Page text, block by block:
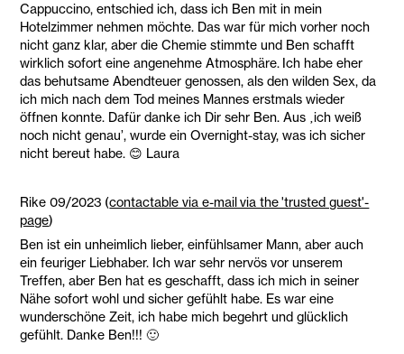
Cappuccino, entschied ich, dass ich Ben mit in mein
Hotelzimmer nehmen möchte. Das war für mich vorher noch
nicht ganz klar, aber die Chemie stimmte und Ben schafft
wirklich sofort eine angenehme Atmosphäre. Ich habe eher
das behutsame Abendteuer genossen, als den wilden Sex, da
ich mich nach dem Tod meines Mannes erstmals wieder
öffnen konnte. Dafür danke ich Dir sehr Ben. Aus ‚ich weiß
noch nicht genau’, wurde ein Overnight-stay, was ich sicher
nicht bereut habe. 😊 Laura
Rike 09/2023 (contactable via e-mail via the 'trusted guest'-
page)
Ben ist ein unheimlich lieber, einfühlsamer Mann, aber auch
ein feuriger Liebhaber. Ich war sehr nervös vor unserem
Treffen, aber Ben hat es geschafft, dass ich mich in seiner
Nähe sofort wohl und sicher gefühlt habe. Es war eine
wunderschöne Zeit, ich habe mich begehrt und glücklich
gefühlt. Danke Ben!!! 🙂